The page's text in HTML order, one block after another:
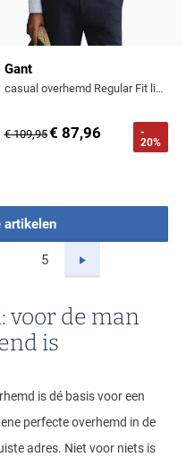
Gant
casual overhemd Regular Fit lichtblauw effen katoen
€ 109,95€ 87,96
-
20%
artikelen
5 Volgende
voor de man
is
is dé basis voor een
perfecte overhemd in de
adres. Niet voor niets is